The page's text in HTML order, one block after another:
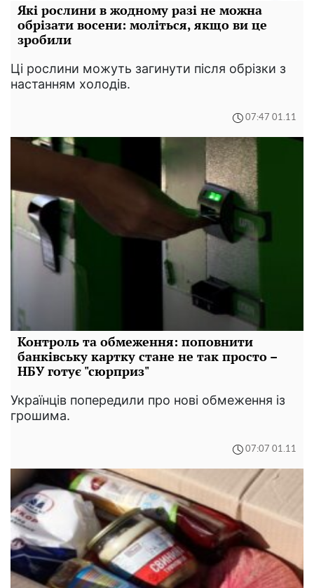
Які рослини в жодному разі не можна
обрізати восени: моліться, якщо ви це
зробили
Ці рослини можуть загинути після обрізки з
настанням холодів.
07:47 01.11
Контроль та обмеження: поповнити
банківську картку стане не так просто –
НБУ готує "сюрприз"
Українців попередили про нові обмеження із
грошима.
07:07 01.11